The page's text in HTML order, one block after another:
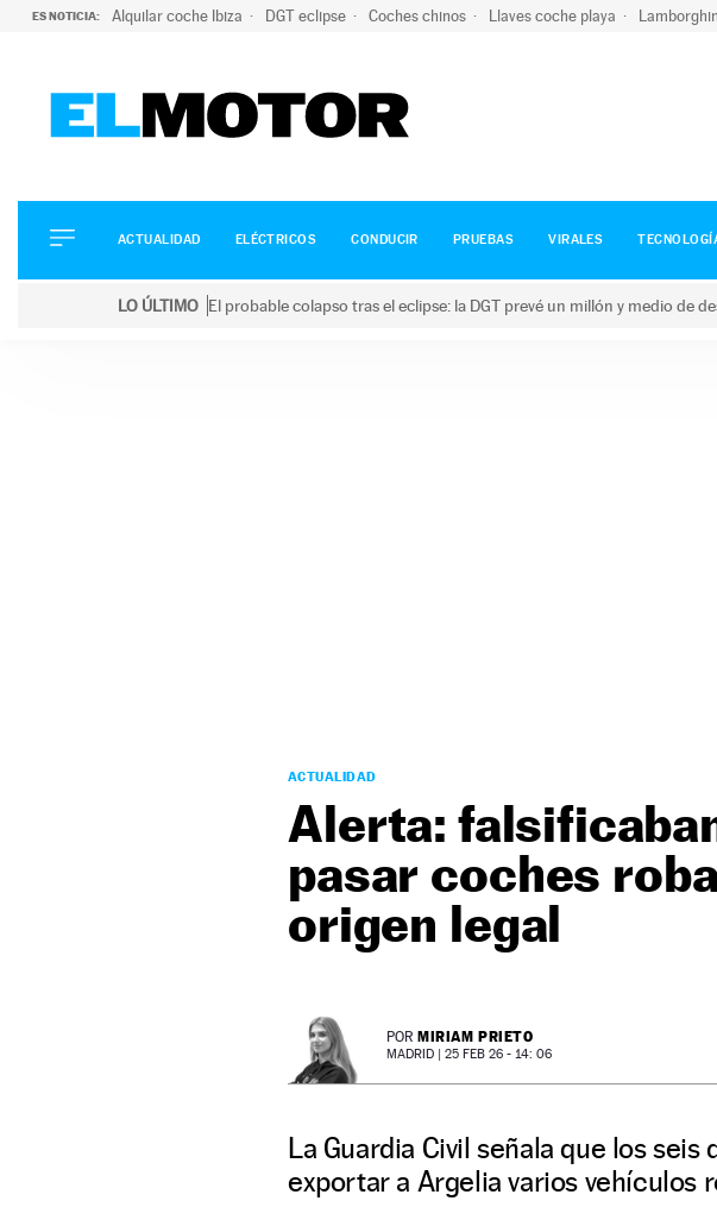
ES NOTICIA: Alquilar coche Ibiza DGT eclipse Coches chinos Llaves coche playa
ELÉCTRICOS
CONDUCIR
ACTUALIDAD ELÉCTRICOS CONDUCIR PRUEBAS VIRALES
LO ÚLTIMO El probable colapso tras el eclipse: la DGT prevé un millón y medio de
ACTUALIDAD
Alerta:
pasar coches
origen legal
POR MIRIAM PRIETO
MADRID | 25 FEB 26 - 14: 06
La Guardia Civil señala que los
exportar a Argelia varios vehículos